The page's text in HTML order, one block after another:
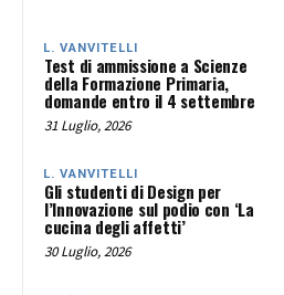
L. VANVITELLI
Test di ammissione a Scienze
della Formazione Primaria,
domande entro il 4 settembre
31 Luglio, 2026
L. VANVITELLI
Gli studenti di Design per
l’Innovazione sul podio con ‘La
cucina degli affetti’
30 Luglio, 2026